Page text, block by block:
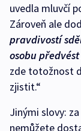
uvedla mluvčí
Zároveň ale
pravdivostí
osobu
zde totožnost
zjistit.“
Jinými slovy:
nemůžete